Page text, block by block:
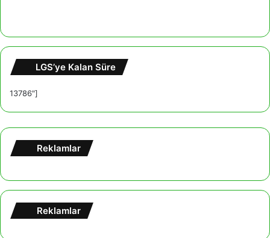
LGS’ye Kalan Süre
13786"]
Reklamlar
Reklamlar